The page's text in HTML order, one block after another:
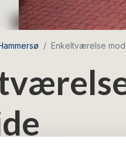
Enkeltværelse